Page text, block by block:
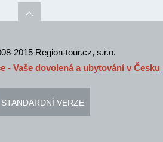
2015 Region-tour.cz, s.r.o.
- Vaše dovolená a ubytování v Česku
STANDARDNÍ VERZE